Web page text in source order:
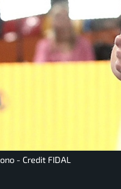
- Credit FIDAL